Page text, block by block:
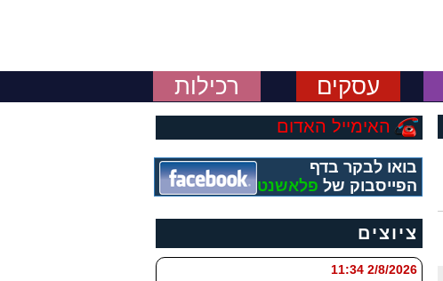
עסקים רכילות
האימייל האדום
בואו לבקר בדף
הפייסבוק של פלאשנט
ציוצים
2/8/2026 11:34